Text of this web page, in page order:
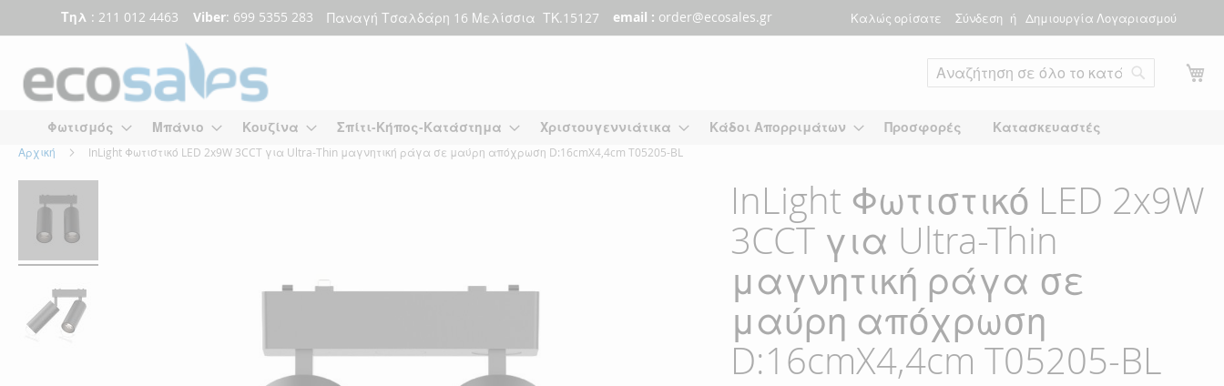
Τηλ : 211 012 4463 Viber: 699 5355 283 Παναγή Τσαλδάρη 16 Μελίσσια ΤΚ.15127 email : order@ecosales.gr
Μετάβαση
Καλώς ορίσατε Σύνδεση Δημιουργία Λογαριασμού
Φωτισμός
Μπάνιο Κουζίνα Σπίτι-Κήπος-Κατάστημα Χριστουγεννιάτικα Κάδοι Απορριμάτων Προσφορές Κατασκευαστές
Αρχική InLight Φωτιστικό LED 2x9W 3CCT για Ultra-Thin μαγνητική ράγα σε μαύρη απόχρωση D:16cmX4,4cm T05205-BL
end
of
images
gallery
beginning
of
images
gallery
InLight Φωτιστικό LED 2x9W
3CCT για Ultra-Thin
μαγνητική ράγα σε
μαύρη απόχρωση
D:16cmX4,4cm T05205-BL